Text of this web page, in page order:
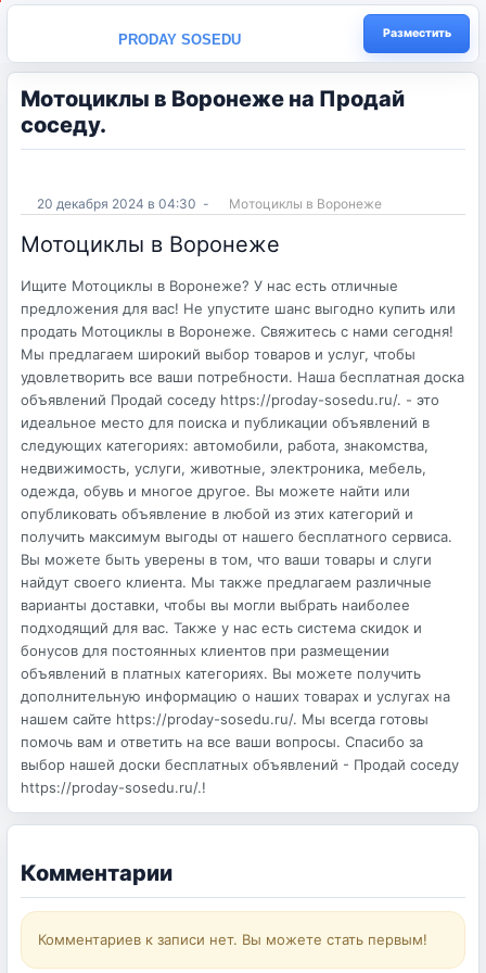
PRODAY SOSEDU Разместить
Мотоциклы в Воронеже на Продай
соседу.
20 декабря 2024 в 04:30 - Мотоциклы в Воронеже
Мотоциклы в Воронеже
Ищите Мотоциклы в Воронеже? У нас есть отличные
предложения для вас! Не упустите шанс выгодно купить или
продать Мотоциклы в Воронеже. Свяжитесь с нами сегодня!
Мы предлагаем широкий выбор товаров и услуг, чтобы
удовлетворить все ваши потребности. Наша бесплатная доска
объявлений Продай соседу https://proday-sosedu.ru/. - это
идеальное место для поиска и публикации объявлений в
следующих категориях: автомобили, работа, знакомства,
недвижимость, услуги, животные, электроника, мебель,
одежда, обувь и многое другое. Вы можете найти или
опубликовать объявление в любой из этих категорий и
получить максимум выгоды от нашего бесплатного сервиса.
Вы можете быть уверены в том, что ваши товары и слуги
найдут своего клиента. Мы также предлагаем различные
варианты доставки, чтобы вы могли выбрать наиболее
подходящий для вас. Также у нас есть система скидок и
бонусов для постоянных клиентов при размещении
объявлений в платных категориях. Вы можете получить
дополнительную информацию о наших товарах и услугах на
нашем сайте https://proday-sosedu.ru/. Мы всегда готовы
помочь вам и ответить на все ваши вопросы. Спасибо за
выбор нашей доски бесплатных объявлений - Продай соседу
https://proday-sosedu.ru/.!
Комментарии
Комментариев к записи нет. Вы можете стать первым!